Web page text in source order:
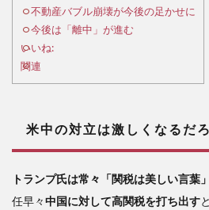
しく
なる
2
バブ
ル崩
今後
の足
不動産バブル崩壊が今後の足かせに
今後は「離中」が進む
いいね:
関連
米中の対立は激しくなるだ
トランプ氏は常々「関税は美しい言葉
任早々中国に対して高関税を打ち出す